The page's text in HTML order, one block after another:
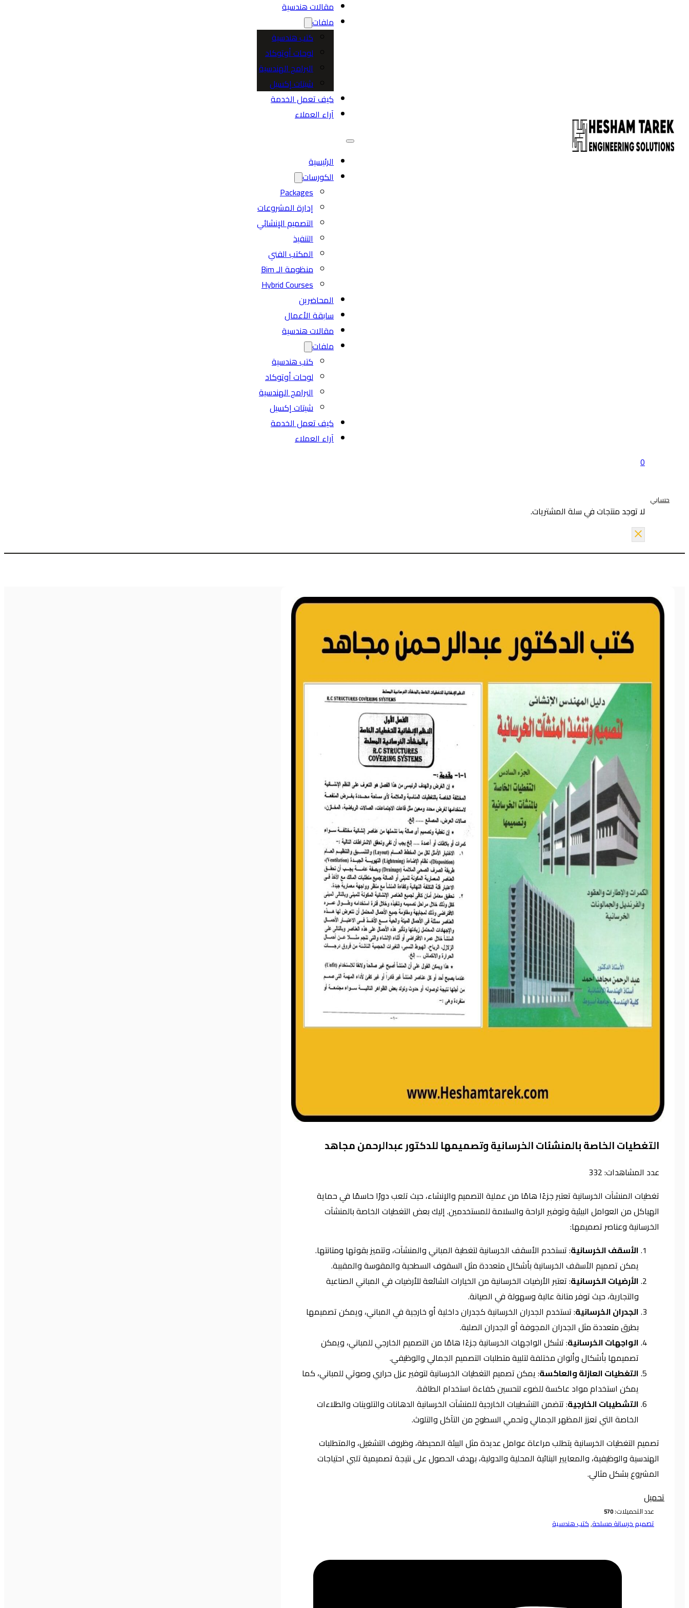
مقالات هندسية
ملفات
كتب هندسية
لوحات أوتوكاد
البرامج الهندسية
شيتات إكسيل
كيف تعمل الخدمة
آراء العملاء
الرئيسية
الكورسات
Packages
إدارة المشروعات
التصميم الإنشائي
التنفيذ
المكتب الفني
منظومة الـ Bim
Hybrid Courses
المحاضرين
سابقة الأعمال
مقالات هندسية
ملفات
كتب هندسية
لوحات أوتوكاد
البرامج الهندسية
شيتات إكسيل
كيف تعمل الخدمة
آراء العملاء
حسابي
0
لا توجد منتجات في سلة المشتريات.
التغطيات الخاصة بالمنشئات الخرسانية وتصميمها للدكتور عبدالرحمن مجاهد
عدد المشاهدات:
تغطيات المنشآت الخرسانية تعتبر جزءًا هامًا من عملية التصميم والإنشاء، حيث تلعب دورًا حاسمًا في حماية
الهياكل من العوامل البيئية وتوفير الراحة والسلامة للمستخدمين. إليك بعض التغطيات الخاصة بالمنشآت
الخرسانية وعناصر تصميمها:
الأسقف الخرسانية: تستخدم الأسقف الخرسانية لتغطية المباني والمنشآت، وتتميز بقوتها ومتانتها.
يمكن تصميم الأسقف الخرسانية بأشكال متعددة مثل السقوف السطحية والمقوسة والمقببة.
الأرضيات الخرسانية: تعتبر الأرضيات الخرسانية من الخيارات الشائعة للأرضيات في المباني الصناعية
والتجارية، حيث توفر متانة عالية وسهولة في الصيانة.
الجدران الخرسانية: تستخدم الجدران الخرسانية كجدران داخلية أو خارجية في المباني، ويمكن تصميمها
بطرق متعددة مثل الجدران المجوفة أو الجدران الصلبة.
الواجهات الخرسانية: تشكل الواجهات الخرسانية جزءًا هامًا من التصميم الخارجي للمباني، ويمكن
تصميمها بأشكال وألوان مختلفة لتلبية متطلبات التصميم الجمالي والوظيفي.
التغطيات العازلة والعاكسة: يمكن تصميم التغطيات الخرسانية لتوفير عزل حراري وصوتي للمباني، كما
يمكن استخدام مواد عاكسة للضوء لتحسين كفاءة استخدام الطاقة.
التشطيبات الخارجية: تتضمن التشطيبات الخارجية للمنشآت الخرسانية الدهانات والتلوينات والطلاءات
الخاصة التي تعزز المظهر الجمالي وتحمي السطوح من التآكل والتلوث.
تصميم التغطيات الخرسانية يتطلب مراعاة عوامل عديدة مثل البيئة المحيطة، وظروف التشغيل، والمتطلبات
الهندسية والوظيفية، والمعايير البنائية المحلية والدولية، بهدف الحصول على نتيجة تصميمية تلبي احتياجات
المشروع بشكل مثالي.
تحميل
عدد التحميلات:
تصميم خرسانة مسلحة,كتب هندسية